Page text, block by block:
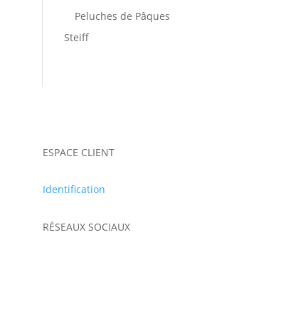
Peluches de Pâques
Steiff
ESPACE CLIENT
Identification
RÉSEAUX SOCIAUX